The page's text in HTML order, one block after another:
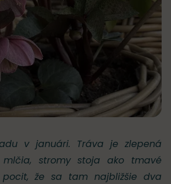
v januári. Tráva je zlepená
mlčia, stromy stoja ako tmavé
že sa tam najbližšie dva